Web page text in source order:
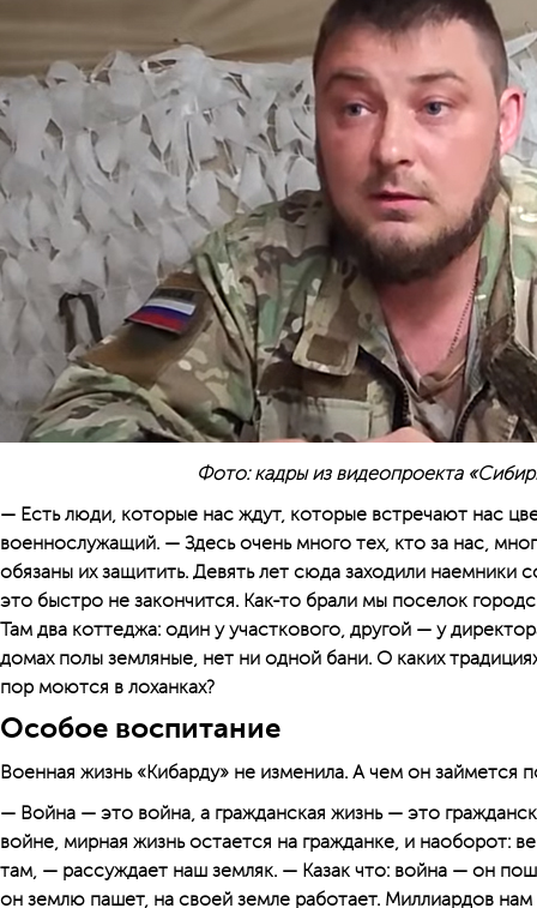
Фото: кадры из видеопроекта
— Есть люди, которые нас ждут, которые встречают нас
военнослужащий. — Здесь очень много тех, кто за нас,
обязаны их защитить. Девять лет сюда заходили наемники
это быстро не закончится. Как-то брали мы поселок
Там два коттеджа: один у участкового, другой — у
домах полы земляные, нет ни одной бани. О каких
пор моются в лоханках?
Особое воспитание
Военная жизнь «Кибарду» не изменила. А чем он займется
— Война — это война, а гражданская жизнь — это
войне, мирная жизнь остается на гражданке, и наоборот:
там, — рассуждает наш земляк. — Казак что: война — он
он землю пашет, на своей земле работает. Миллиардов